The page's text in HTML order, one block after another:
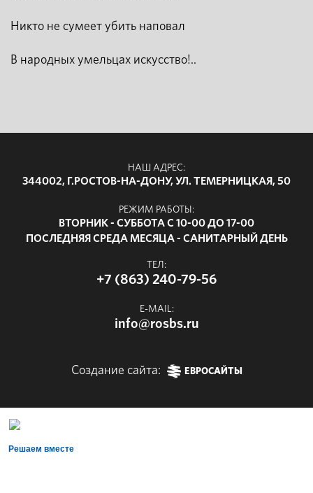
Никто не сумеет убить наповал
В народных умельцах искусство!..
НАШ АДРЕС:
344002, Г.РОСТОВ-НА-ДОНУ, УЛ. ТЕМЕРНИЦКАЯ, 50
РЕЖИМ РАБОТЫ:
ВТОРНИК - СУББОТА С 10-00 ДО 17-00
ПОСЛЕДНЯЯ СРЕДА МЕСЯЦА - САНИТАРНЫЙ ДЕНЬ
ТЕЛ:
+7 (863) 240-79-56
E-MAIL:
info@rosbs.ru
Создание сайта: ЕВРОСАЙТЫ
Решаем вместе